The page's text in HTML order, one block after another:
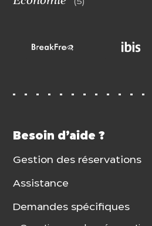
Besoin d’aide ?
Gestion des réservations
Assistance
Demandes spécifiques